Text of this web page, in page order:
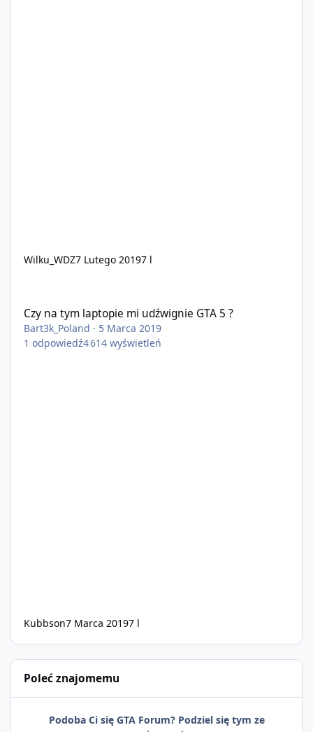
Wilku_WDZ7 Lutego 20197 l
Czy na tym laptopie mi udźwignie GTA 5 ?
Bart3k_Poland · 5 Marca 2019
1 odpowiedź4 614 wyświetleń
Kubbson7 Marca 20197 l
Poleć znajomemu
Podoba Ci się GTA Forum? Podziel się tym ze